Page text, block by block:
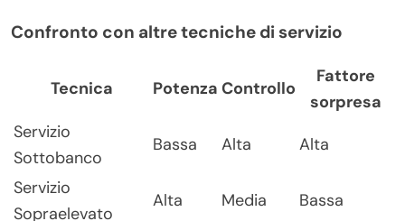
Confronto con altre tecniche di servizio
Tecnica Potenza Controllo
Fattore
sorpresa
Servizio
Sottobanco
Bassa Alta
Alta
Servizio
Sopraelevato
Alta Media
Bassa